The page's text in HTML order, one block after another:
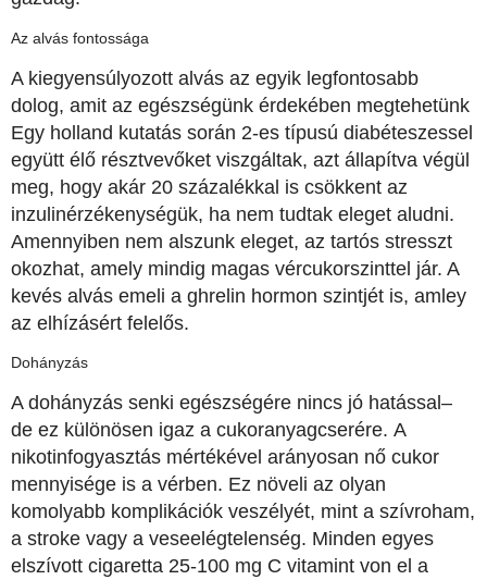
Az alvás fontossága
A kiegyensúlyozott alvás az egyik legfontosabb
dolog, amit az egészségünk érdekében megtehetünk
Egy holland kutatás során 2-es típusú diabéteszessel
együtt élő résztvevőket viszgáltak, azt állapítva végül
meg, hogy akár 20 százalékkal is csökkent az
inzulinérzékenységük, ha nem tudtak eleget aludni.
Amennyiben nem alszunk eleget, az tartós stresszt
okozhat, amely mindig magas vércukorszinttel jár. A
kevés alvás emeli a ghrelin hormon szintjét is, amley
az elhízásért felelős.
Dohányzás
A dohányzás senki egészségére nincs jó hatással–
de ez különösen igaz a cukoranyagcserére. A
nikotinfogyasztás mértékével arányosan nő cukor
mennyisége is a vérben. Ez növeli az olyan
komolyabb komplikációk veszélyét, mint a szívroham,
a stroke vagy a veseelégtelenség. Minden egyes
elszívott cigaretta 25-100 mg C vitamint von el a